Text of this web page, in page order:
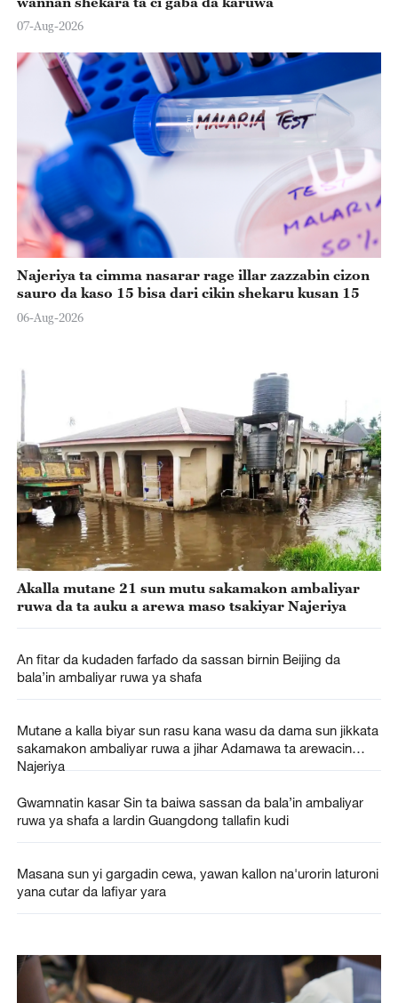
07-Aug-2026
Najeriya ta cimma nasarar rage illar zazzabin cizon
sauro da kaso 15 bisa dari cikin shekaru kusan 15
06-Aug-2026
Akalla mutane 21 sun mutu sakamakon ambaliyar
ruwa da ta auku a arewa maso tsakiyar Najeriya
An fitar da kudaden farfado da sassan birnin Beijing da
bala’in ambaliyar ruwa ya shafa
Mutane a kalla biyar sun rasu kana wasu da dama sun jikkata
sakamakon ambaliyar ruwa a jihar Adamawa ta arewacin
Najeriya
Gwamnatin kasar Sin ta baiwa sassan da bala’in ambaliyar
ruwa ya shafa a lardin Guangdong tallafin kudi
Masana sun yi gargadin cewa, yawan kallon na'urorin laturoni
yana cutar da lafiyar yara